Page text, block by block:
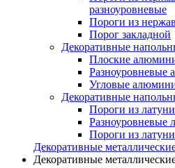
разноуровневые
Пороги из
Порог закладной
Декоративные
Плоские
Разноуровневые
Угловые
Декоративные
Пороги из
Разноуровневые
Пороги из
Декоративные
Декоративные